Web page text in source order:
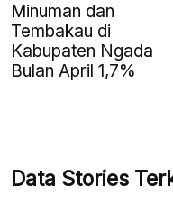
Minuman dan
Tembakau di
Kabupaten Ngada
Bulan April 1,7%
Data Stories